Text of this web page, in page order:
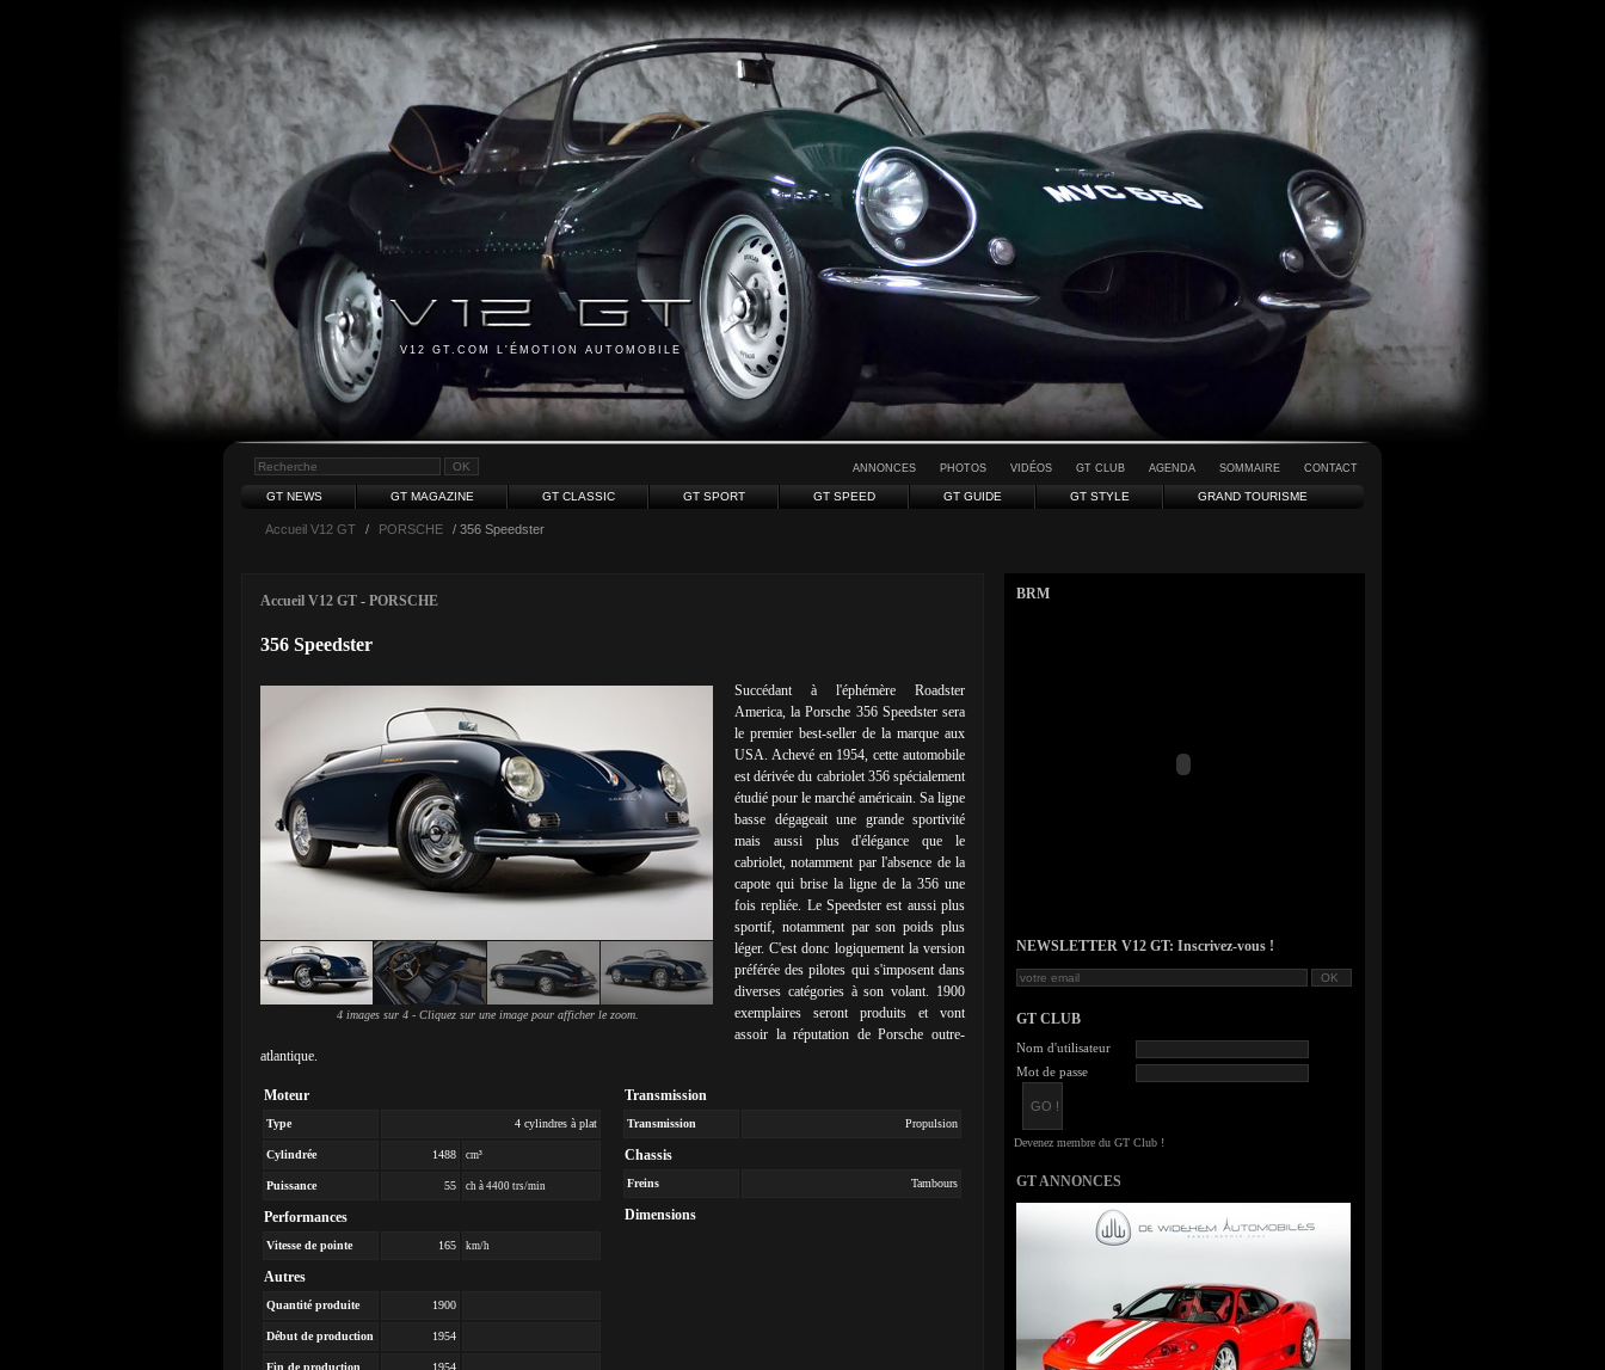
V12 GT.COM L'ÉMOTION AUTOMOBILE
ANNONCES PHOTOS VIDÉOS GT CLUB AGENDA SOMMAIRE CONTACT
GT NEWS GT MAGAZINE GT CLASSIC GT SPORT GT SPEED GT GUIDE GT STYLE GRAND TOURISME
Accueil V12 GT / PORSCHE / 356 Speedster
Accueil V12 GT - PORSCHE
356 Speedster
4 images sur 4 - Cliquez sur une image pour afficher le zoom.
Succédant à l'éphémère Roadster
America, la Porsche 356 Speedster sera
le premier best-seller de la marque aux
USA. Achevé en 1954, cette automobile
est dérivée du cabriolet 356 spécialement
étudié pour le marché américain. Sa ligne
basse dégageait une grande sportivité
mais aussi plus d'élégance que le
cabriolet, notamment par l'absence de la
capote qui brise la ligne de la 356 une
fois repliée. Le Speedster est aussi plus
sportif, notamment par son poids plus
léger. C'est donc logiquement la version
préférée des pilotes qui s'imposent dans
diverses catégories à son volant. 1900
exemplaires seront produits et vont
assoir la réputation de Porsche outre-
atlantique.
Moteur
Type 4 cylindres à plat
Cylindrée 1488 cm³
Puissance 55 ch à 4400 trs/min
Performances
Vitesse de pointe 165 km/h
Autres
Quantité produite 1900
Début de production 1954
Fin de production 1954
Transmission
Transmission Propulsion
Chassis
Freins Tambours
Dimensions
BRM
NEWSLETTER V12 GT: Inscrivez-vous !
GT CLUB
Nom d'utilisateur
Mot de passe
GT ANNONCES